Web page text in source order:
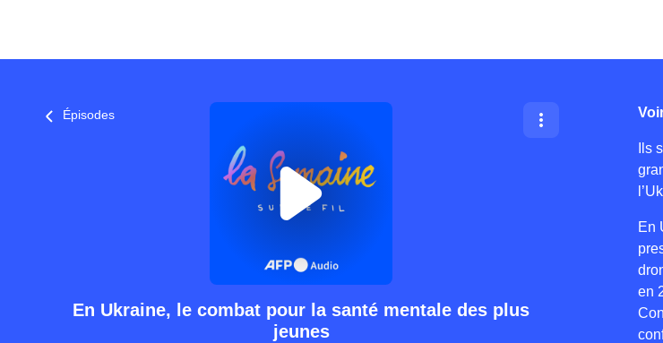
Épisodes
En Ukraine, le combat pour la santé mentale des plus
jeunes
Ils
En
en